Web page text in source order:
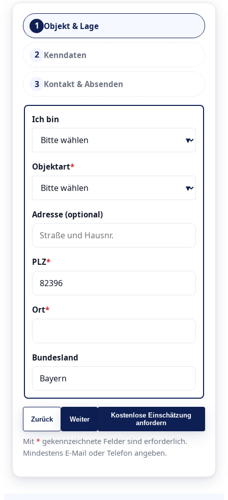
1 Objekt & Lage
2 Kenndaten
3 Kontakt & Absenden
Objekt & Lage
Ich bin
Objektart*
Adresse (optional)
PLZ*
Ort*
Bundesland
Zurück Weiter
Kostenlose Einschätzung
anfordern
Mit * gekennzeichnete Felder sind erforderlich.
Mindestens E-Mail oder Telefon angeben.